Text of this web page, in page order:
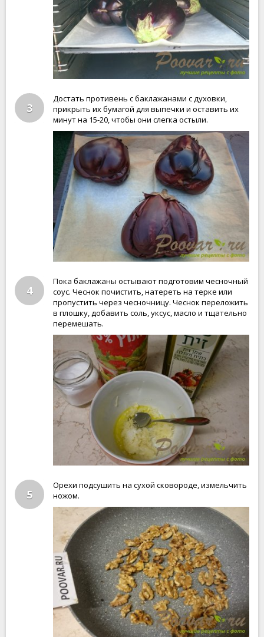
3
Достать противень с баклажанами с духовки,
прикрыть их бумагой для выпечки и оставить их
минут на 15-20, чтобы они слегка остыли.
4
Пока баклажаны остывают подготовим чесночный
соус. Чеснок почистить, натереть на терке или
пропустить через чесночницу. Чеснок переложить
в плошку, добавить соль, уксус, масло и тщательно
перемешать.
5
Орехи подсушить на сухой сковороде, измельчить
ножом.